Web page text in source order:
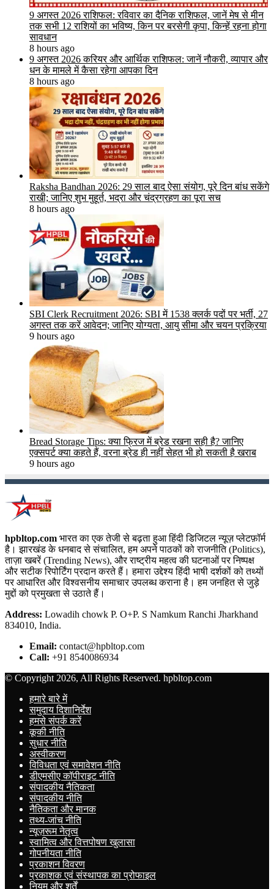
9 अगस्त 2026 राशिफल: रविवार का दैनिक राशिफल, जानें मेष से मीन
तक सभी 12 राशियों का भविष्य, किन पर बरसेगी कृपा, किन्हें रहना होगा
सावधान
8 hours ago
9 अगस्त 2026 करियर और आर्थिक राशिफल: जानें नौकरी, व्यापार और
धन के मामले में कैसा रहेगा आपका दिन
8 hours ago
Raksha Bandhan 2026: 29 साल बाद ऐसा संयोग, पूरे दिन बांध सकेंगे
राखी; जानिए शुभ मुहूर्त, भद्रा और चंद्रग्रहण का पूरा सच
8 hours ago
SBI Clerk Recruitment 2026: SBI में 1538 क्लर्क पदों पर भर्ती, 27
अगस्त तक करें आवेदन; जानिए योग्यता, आयु सीमा और चयन प्रक्रिया
9 hours ago
Bread Storage Tips: क्या फ्रिज में ब्रेड रखना सही है? जानिए
एक्सपर्ट क्या कहते हैं, वरना ब्रेड ही नहीं सेहत भी हो सकती है खराब
9 hours ago
hpbltop.com भारत का एक तेजी से बढ़ता हुआ हिंदी डिजिटल न्यूज़ प्लेटफ़ॉर्म
है। झारखंड के धनबाद से संचालित, हम अपने पाठकों को राजनीति (Politics),
ताज़ा खबरें (Trending News), और राष्ट्रीय महत्व की घटनाओं पर निष्पक्ष
और सटीक रिपोर्टिंग प्रदान करते हैं। हमारा उद्देश्य हिंदी भाषी दर्शकों को तथ्यों
पर आधारित और विश्वसनीय समाचार उपलब्ध कराना है। हम जनहित से जुड़े
मुद्दों को प्रमुखता से उठाते हैं।
Address: Lowadih chowk P. O+P. S Namkum Ranchi Jharkhand
834010, India.
Email: contact@hpbltop.com
Call: +91 8540086934
© Copyright 2026, All Rights Reserved. hpbltop.com
हमारे बारे में
समुदाय दिशानिर्देश
हमसे संपर्क करें
कूकी नीति
सुधार नीति
अस्वीकरण
विविधता एवं समावेशन नीति
डीएमसीए कॉपीराइट नीति
संपादकीय नैतिकता
संपादकीय नीति
नैतिकता और मानक
तथ्य-जांच नीति
न्यूज़रूम नेतृत्व
स्वामित्व और वित्तपोषण खुलासा
गोपनीयता नीति
प्रकाशन विवरण
प्रकाशक एवं संस्थापक का प्रोफाइल
नियम और शर्तें